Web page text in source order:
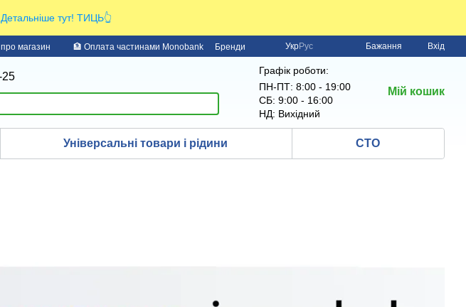
тут! ТИЦЬ👆
про магазин 🏦 Оплата частинами Monobank Бренди УкрРус Бажання Вхід
25
Графік роботи:
ПН-ПТ: 8:00 - 19:00
СБ: 9:00 - 16:00
НД: Вихідний
Мій кошик
Універсальні товари і рідини СТО